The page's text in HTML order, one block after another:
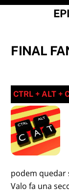
FINAL
CTRL + ALT +
podem quedar
Valo fa una